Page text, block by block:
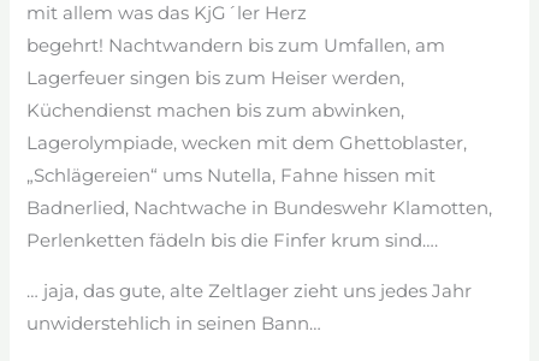
mit allem was das KjG´ler Herz
begehrt! Nachtwandern bis zum Umfallen, am
Lagerfeuer singen bis zum Heiser werden,
Küchendienst machen bis zum abwinken,
Lagerolympiade, wecken mit dem Ghettoblaster,
„Schlägereien“ ums Nutella, Fahne hissen mit
Badnerlied, Nachtwache in Bundeswehr Klamotten,
Perlenketten fädeln bis die Finfer krum sind….
… jaja, das gute, alte Zeltlager zieht uns jedes Jahr
unwiderstehlich in seinen Bann…